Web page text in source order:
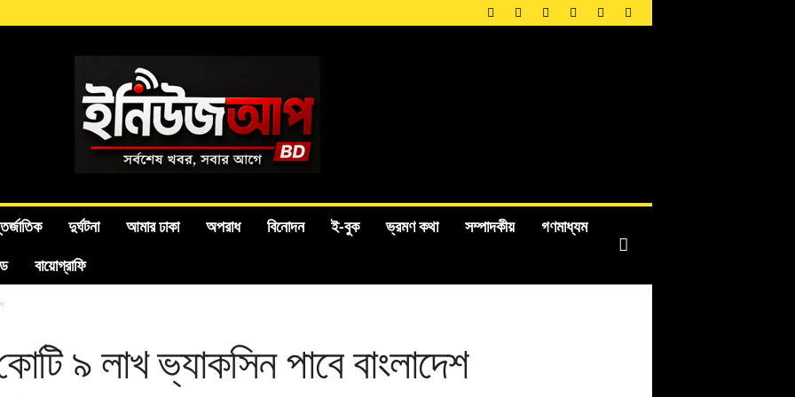
দুর্ঘটনা আমার ঢাকা অপরাধ বিনোদন ই-বুক ভ্রমণ কথা সম্পাদকীয়
গণমাধ্যম
বায়োগ্রাফি
৯ লাখ ভ্যাকসিন পাবে বাংলাদেশ